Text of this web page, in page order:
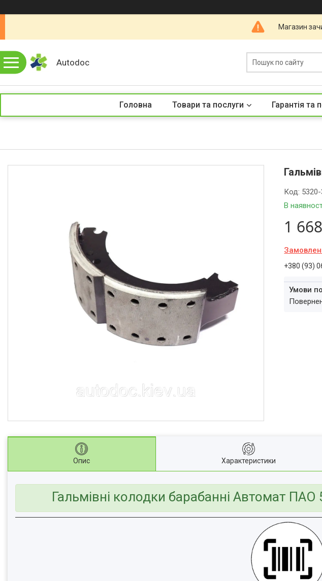
Магазин
Autodoc
Головна Товари та послуги Гарантія та
В
Код:
1
+380 (93)
Опис Характеристики
Гальмівні колодки барабанні Автомат